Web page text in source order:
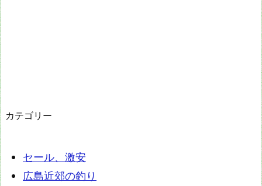
カテゴリー
セール、激安
広島近郊の釣り